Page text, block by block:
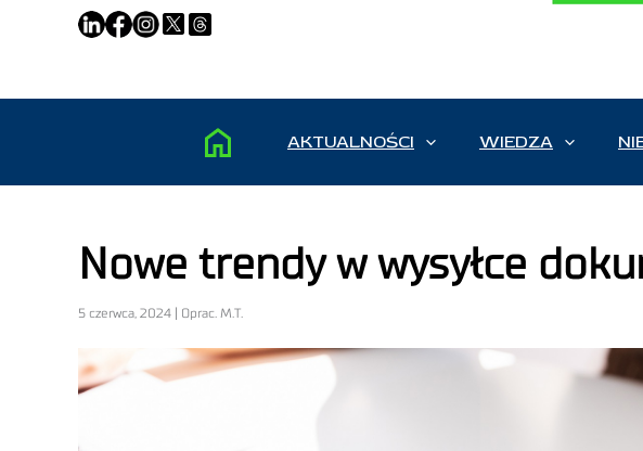
AKTUALNOŚCI WIEDZA
Nowe trendy w wysyłce
5 czerwca, 2024 | Oprac. M.T.